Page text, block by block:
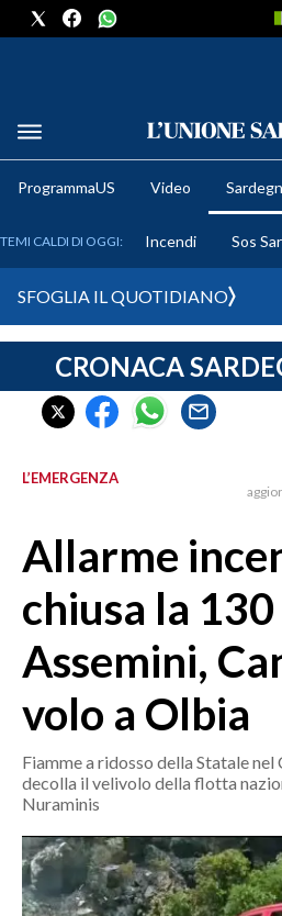
METEO
CRONACA SARDEGNA
CAGLIARI
SULCIS IGLESIENTE
SASSARI E PROVINCIA
GALLURA
OGLIASTRA
AGENDA
ITALIA
POLITICA
ProgrammaUS Video
TEMI CALDI DI OGGI: Incendi Sos
SFOGLIA IL QUOTIDIANO
CRONACA
L’EMERGENZA
Allarme
chiusa la 130
Assemini,
volo a Olbia
Fiamme a ridosso della Statale
decolla il velivolo della flotta
Nuraminis